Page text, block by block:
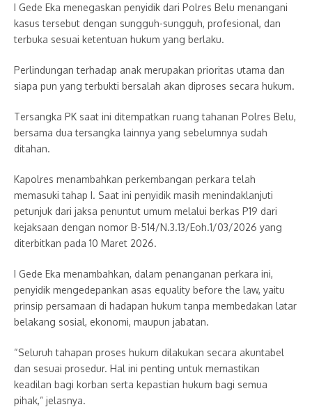
I Gede Eka menegaskan penyidik dari Polres Belu menangani
kasus tersebut dengan sungguh-sungguh, profesional, dan
terbuka sesuai ketentuan hukum yang berlaku.
Perlindungan terhadap anak merupakan prioritas utama dan
siapa pun yang terbukti bersalah akan diproses secara hukum.
Tersangka PK saat ini ditempatkan ruang tahanan Polres Belu,
bersama dua tersangka lainnya yang sebelumnya sudah
ditahan.
Kapolres menambahkan perkembangan perkara telah
memasuki tahap I. Saat ini penyidik masih menindaklanjuti
petunjuk dari jaksa penuntut umum melalui berkas P19 dari
kejaksaan dengan nomor B-514/N.3.13/Eoh.1/03/2026 yang
diterbitkan pada 10 Maret 2026.
I Gede Eka menambahkan, dalam penanganan perkara ini,
penyidik mengedepankan asas equality before the law, yaitu
prinsip persamaan di hadapan hukum tanpa membedakan latar
belakang sosial, ekonomi, maupun jabatan.
“Seluruh tahapan proses hukum dilakukan secara akuntabel
dan sesuai prosedur. Hal ini penting untuk memastikan
keadilan bagi korban serta kepastian hukum bagi semua
pihak,” jelasnya.